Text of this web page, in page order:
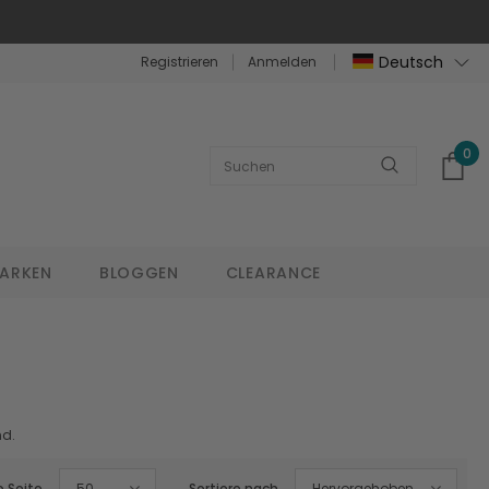
Registrieren Anmelden Deutsch
0
BLOGGEN CLEARANCE